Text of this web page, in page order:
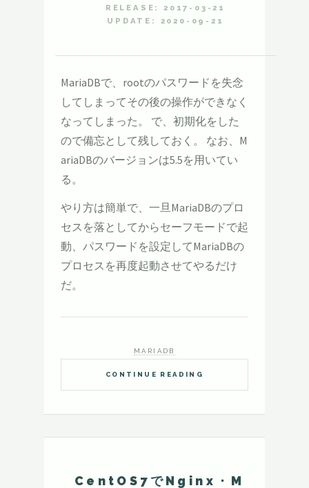
RELEASE: 2017-03-21
UPDATE: 2020-09-21
MariaDBで、rootのパスワードを失念
してしまってその後の操作ができなく
なってしまった。 で、初期化をした
ので備忘として残しておく。 なお、M
ariaDBのバージョンは5.5を用いてい
る。
やり方は簡単で、一旦MariaDBのプロ
セスを落としてからセーフモードで起
動、パスワードを設定してMariaDBの
プロセスを再度起動させてやるだけ
だ。
CONTINUE READING
MARIADB
CentOS7でNginx・M